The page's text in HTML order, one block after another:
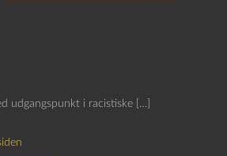
udgangspunkt i racistiske […]